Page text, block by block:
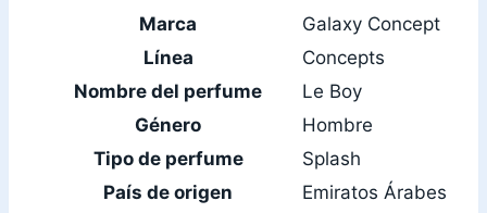
Marca
Galaxy Concept
Línea
Concepts
Nombre del perfume
Le Boy
Género
Hombre
Tipo de perfume
Splash
País de origen
Emiratos Árabes